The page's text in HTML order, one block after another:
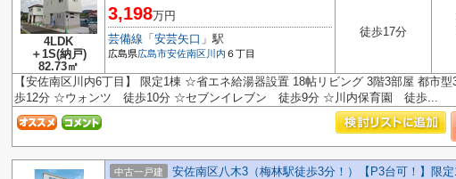
4LDK
＋1S(納戸)
82.73㎡
3,198万円
芸備線 「 安芸矢口 」駅
広島県広島市安佐南区川内 ６丁目
徒歩17分
【安佐南区川内6丁目】 限定1棟 ☆省エネ給湯器設置 18帖リビング 3階3部屋 都
歩12分 ☆ウォンツ 徒歩10分 ☆セブンイレブン 徒歩9分 ☆川内保育園 徒歩...
中古一戸建 安佐南区八木3（梅林駅徒歩3分！）【P3台可！】限